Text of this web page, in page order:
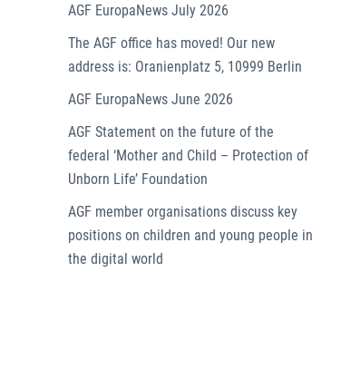
AGF EuropaNews July 2026
The AGF office has moved! Our new
address is: Oranienplatz 5, 10999 Berlin
AGF EuropaNews June 2026
AGF Statement on the future of the
federal ‘Mother and Child – Protection of
Unborn Life’ Foundation
AGF member organisations discuss key
positions on children and young people in
the digital world